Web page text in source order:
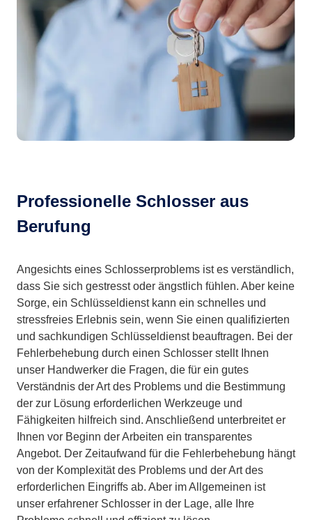
Professionelle Schlosser aus
Berufung
Angesichts eines Schlosserproblems ist es verständlich,
dass Sie sich gestresst oder ängstlich fühlen. Aber keine
Sorge, ein Schlüsseldienst kann ein schnelles und
stressfreies Erlebnis sein, wenn Sie einen qualifizierten
und sachkundigen Schlüsseldienst beauftragen. Bei der
Fehlerbehebung durch einen Schlosser stellt Ihnen
unser Handwerker die Fragen, die für ein gutes
Verständnis der Art des Problems und die Bestimmung
der zur Lösung erforderlichen Werkzeuge und
Fähigkeiten hilfreich sind. Anschließend unterbreitet er
Ihnen vor Beginn der Arbeiten ein transparentes
Angebot. Der Zeitaufwand für die Fehlerbehebung hängt
von der Komplexität des Problems und der Art des
erforderlichen Eingriffs ab. Aber im Allgemeinen ist
unser erfahrener Schlosser in der Lage, alle Ihre